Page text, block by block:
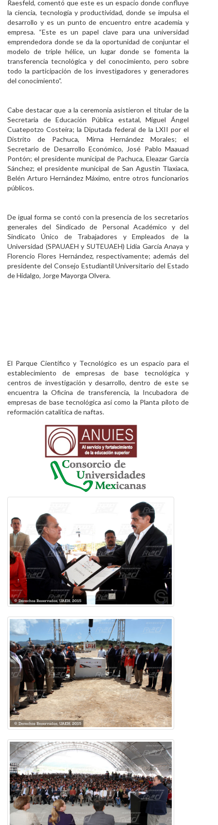
Raesfeld, comentó que este es un espacio donde confluye
la ciencia, tecnología y productividad, donde se impulsa el
desarrollo y es un punto de encuentro entre academia y
empresa. “Este es un papel clave para una universidad
emprendedora donde se da la oportunidad de conjuntar el
modelo de triple hélice, un lugar donde se fomenta la
transferencia tecnológica y del conocimiento, pero sobre
todo la participación de los investigadores y generadores
del conocimiento”.
Cabe destacar que a la ceremonia asistieron el titular de la
Secretaria de Educación Pública estatal, Miguel Ángel
Cuatepotzo Costeira; la Diputada federal de la LXII por el
Distrito de Pachuca, Mirna Hernández Morales; el
Secretario de Desarrollo Económico, José Pablo Maauad
Pontón; el presidente municipal de Pachuca, Eleazar García
Sánchez; el presidente municipal de San Agustín Tlaxiaca,
Belén Arturo Hernández Máximo, entre otros funcionarios
públicos.
De igual forma se contó con la presencia de los secretarios
generales del Sindicado de Personal Académico y del
Sindicato Único de Trabajadores y Empleados de la
Universidad (SPAUAEH y SUTEUAEH) Lidia García Anaya y
Florencio Flores Hernández, respectivamente; además del
presidente del Consejo Estudiantil Universitario del Estado
de Hidalgo, Jorge Mayorga Olvera.
El Parque Científico y Tecnológico es un espacio para el
establecimiento de empresas de base tecnológica y
centros de investigación y desarrollo, dentro de este se
encuentra la Oficina de transferencia, la Incubadora de
empresas de base tecnológica así como la Planta piloto de
reformación catalítica de naftas.